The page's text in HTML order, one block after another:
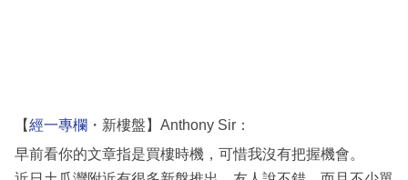
區
【經一專欄 ・新樓盤】Anthony Sir：
早前看你的文章指是買樓時機，可惜我沒有把握機會。